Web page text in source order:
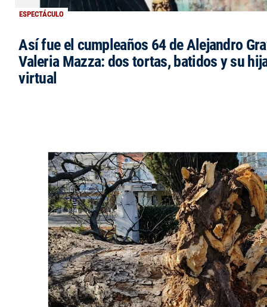
ESPECTÁCULO
Así fue el cumpleaños 64 de Alejandro
Valeria Mazza: dos tortas, batidos y su
virtual